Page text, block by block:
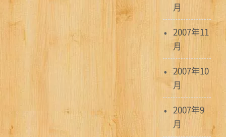
月
2007年11
月
2007年10
月
2007年9
月